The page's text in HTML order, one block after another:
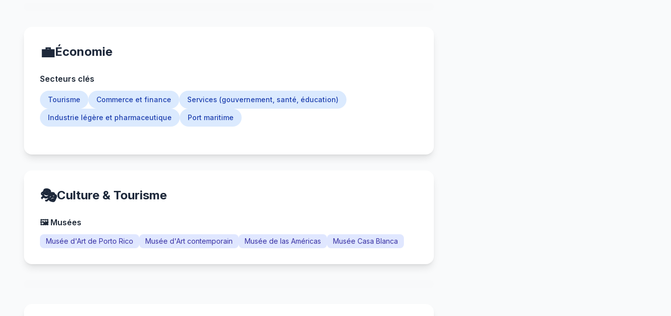
💼Économie
Secteurs clés
Tourisme Commerce et finance Services (gouvernement, santé, éducation)
Industrie légère et pharmaceutique Port maritime
🎭Culture & Tourisme
🖼️ Musées
Musée d'Art de Porto Rico Musée d'Art contemporain Musée de las Américas Musée Casa Blanca